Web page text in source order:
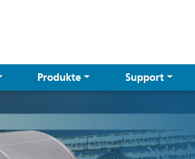
Produkte Support